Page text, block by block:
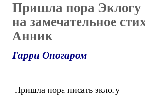
Пришла пора Эклогу
на замечательное
Анник
Гарри Оногаром
Пришла пора писать эклогу